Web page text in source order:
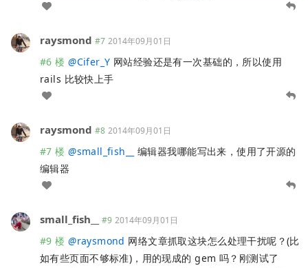
raysmond #7 2014年09月01日
#6 楼 @Cifer_Y 网站经验还是有一次基础的，所以使用
rails 比较快上手
raysmond #8 2014年09月01日
#7 楼 @small_fish__
编辑器我哪能写出来，使用了开源的
编辑器
small_fish__ #9 2014年09月01日
#9 楼 @raysmond 网络文章抓取这块怎么处理干扰呢？(比
如有些页面不够标准)，用的现成的 gem 吗？刚测试了